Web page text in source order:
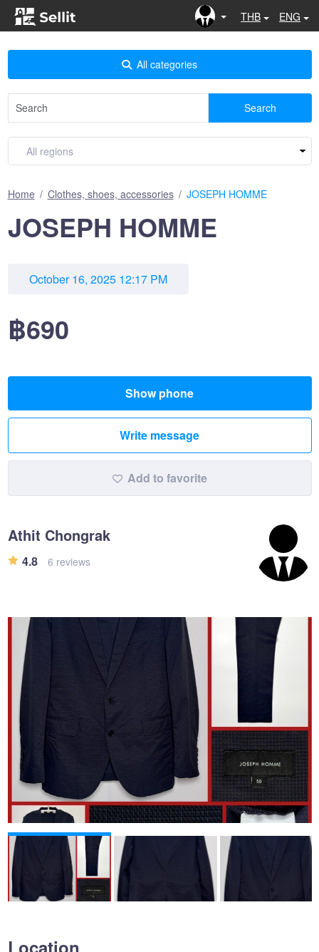
THB ENG
All categories
Search
Home Clothes, shoes, accessories JOSEPH HOMME
JOSEPH HOMME
October 16, 2025 12:17 PM
฿690
Show phone
Write message
Add to favorite
Athit Chongrak
4.8 6 reviews